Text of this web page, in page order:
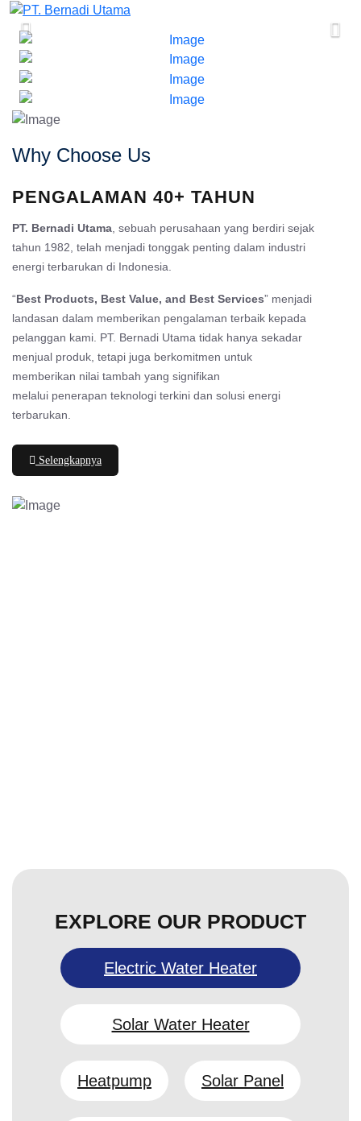
Why Choose Us
PENGALAMAN 40+ TAHUN
PT. Bernadi Utama , sebuah perusahaan yang berdiri sejak
tahun 1982, telah menjadi tonggak penting dalam industri
energi terbarukan di Indonesia.
“Best Products, Best Value, and Best Services” menjadi
landasan dalam memberikan pengalaman terbaik kepada
pelanggan kami. PT. Bernadi Utama tidak hanya sekadar
menjual produk, tetapi juga berkomitmen untuk
memberikan nilai tambah yang signifikan
melalui penerapan teknologi terkini dan solusi energi
terbarukan.
Selengkapnya
EXPLORE OUR PRODUCT
Electric Water Heater
Solar Water Heater
Heatpump Solar Panel